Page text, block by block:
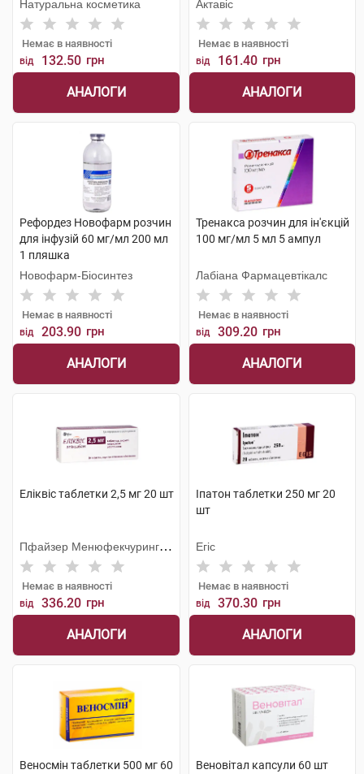
Натуральна косметика
Немає в наявності
від 132.50 грн
АНАЛОГИ
Актавіс
Немає в наявності
від 161.40 грн
АНАЛОГИ
Рефордез Новофарм розчин
для інфузій 60 мг/мл 200 мл
1 пляшка
Новофарм-Біосинтез
Немає в наявності
від 203.90 грн
АНАЛОГИ
Тренакса розчин для ін'єкцій
100 мг/мл 5 мл 5 ампул
Лабіана Фармацевтікалс
Немає в наявності
від 309.20 грн
АНАЛОГИ
Еліквіс таблетки 2,5 мг 20 шт
Пфайзер Менюфекчуринг
Дойчленд
Немає в наявності
від 336.20 грн
АНАЛОГИ
Іпатон таблетки 250 мг 20
шт
Егіс
Немає в наявності
від 370.30 грн
АНАЛОГИ
Веносмін таблетки 500 мг 60
Веновітал капсули 60 шт